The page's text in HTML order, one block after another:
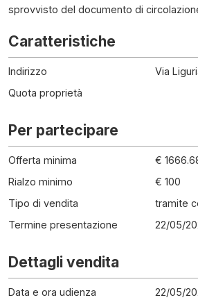
sprovvisto del documento di
Caratteristiche
Indirizzo
Via
Quota proprietà
Per partecipare
Offerta minima
€
Rialzo minimo
€ 100
Tipo di vendita
tramite
Termine presentazione
22/05/
Dettagli vendita
Data e ora udienza
22/05/